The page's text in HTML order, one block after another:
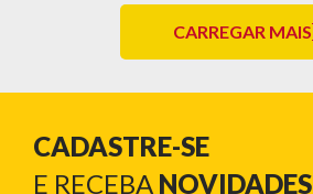
CARREGAR MAIS
CADASTRE-SE
E RECEBA NOVIDADES